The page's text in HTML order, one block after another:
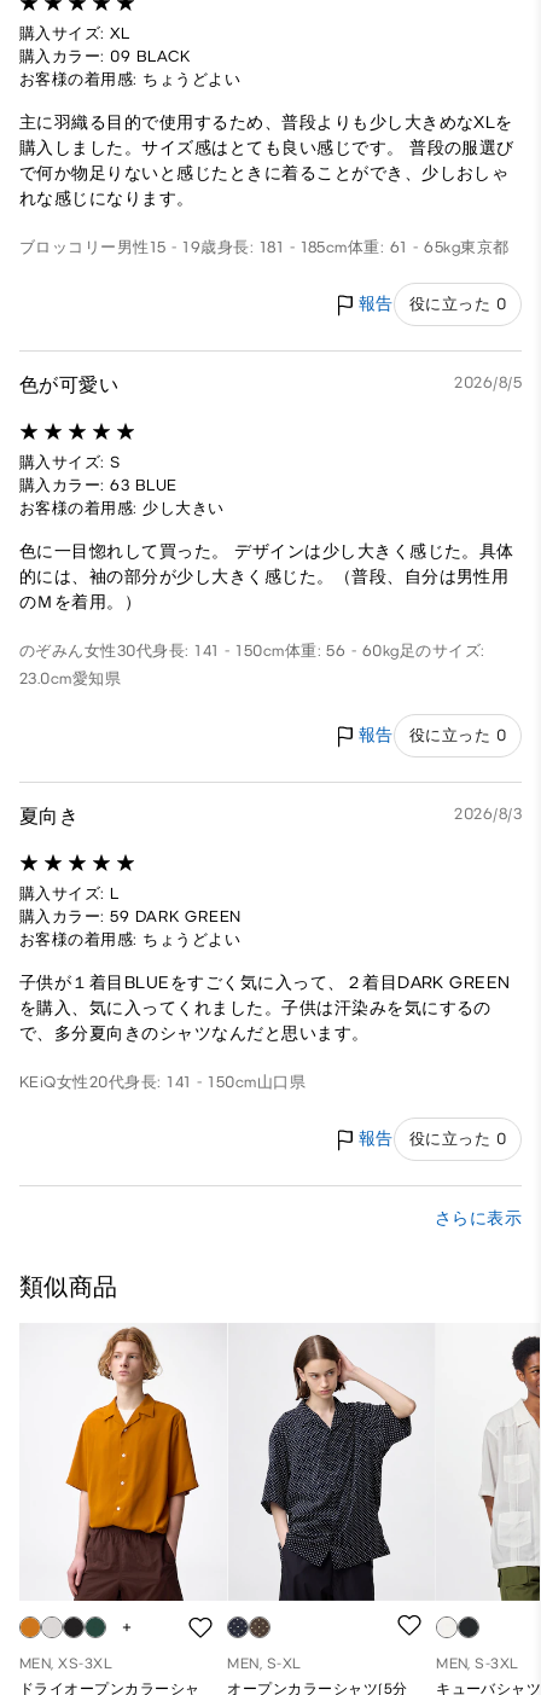
購入サイズ: XL
購入カラー: 09 BLACK
お客様の着用感: ちょうどよい
主に羽織る目的で使用するため、普段よりも少し大きめなXLを
購入しました。サイズ感はとても良い感じです。 普段の服選び
で何か物足りないと感じたときに着ることができ、少しおしゃ
れな感じになります。
ブロッコリー 男性 15 - 19歳身長: 181 - 185cm体重: 61 - 65kg東京都
報告 役に立った 0
色が可愛い 2026/8/5
購入サイズ: S
購入カラー: 63 BLUE
お客様の着用感: 少し大きい
色に一目惚れして買った。 デザインは少し大きく感じた。具体
的には、袖の部分が少し大きく感じた。（普段、自分は男性用
のＭを着用。）
のぞみん女性30代身長: 141 - 150cm体重: 56 - 60kg 足のサイズ:
23.0cm愛知県
報告 役に立った 0
夏向き 2026/8/3
購入サイズ: L
購入カラー: 59 DARK GREEN
お客様の着用感: ちょうどよい
子供が１着目BLUEをすごく気に入って、２着目DARK GREEN
を購入、気に入ってくれました。子供は汗染みを気にするの
で、多分夏向きのシャツなんだと思います。
KEiQ女性20代身長: 141 - 150cm山口県
報告 役に立った 0
さらに表示
類似商品
MEN, XS-3XL
ドライオープンカラーシャ
MEN, S-XL
オープンカラーシャツ(5分
MEN, S-3XL
キューバシャ